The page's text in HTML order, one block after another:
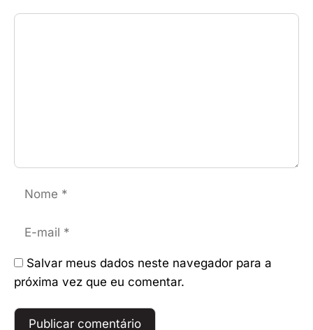
Comentário
Nome
E-
mail
Salvar meus dados neste navegador para a
próxima vez que eu comentar.